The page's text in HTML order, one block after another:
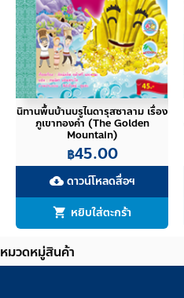
นิทานพื้นบ้านบรูไนดารุสซาลาม เรื่อง
ภูเขาทองคำ (The Golden
Mountain)
฿45.00
cloud_downloadดาวน์โหลดสื่อฯ
หยิบใส่ตะกร้า
หมวดหมู่สินค้า